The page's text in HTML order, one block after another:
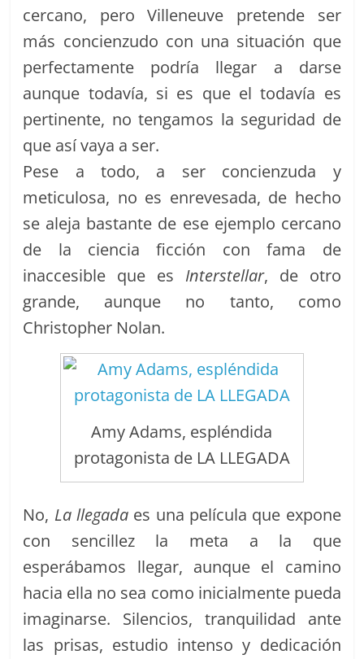
cercano, pero Villeneuve pretende ser
más concienzudo con una situación que
perfectamente podría llegar a darse
aunque todavía, si es que el todavía es
pertinente, no tengamos la seguridad de
que así vaya a ser.
Pese a todo, a ser concienzuda y
meticulosa, no es enrevesada, de hecho
se aleja bastante de ese ejemplo cercano
de la ciencia ficción con fama de
inaccesible que es Interstellar, de otro
grande, aunque no tanto, como
Christopher Nolan.
Amy Adams, espléndida
protagonista de LA LLEGADA
No, La llegada es una película que expone
con sencillez la meta a la que
esperábamos llegar, aunque el camino
hacia ella no sea como inicialmente pueda
imaginarse. Silencios, tranquilidad ante
las prisas, estudio intenso y dedicación